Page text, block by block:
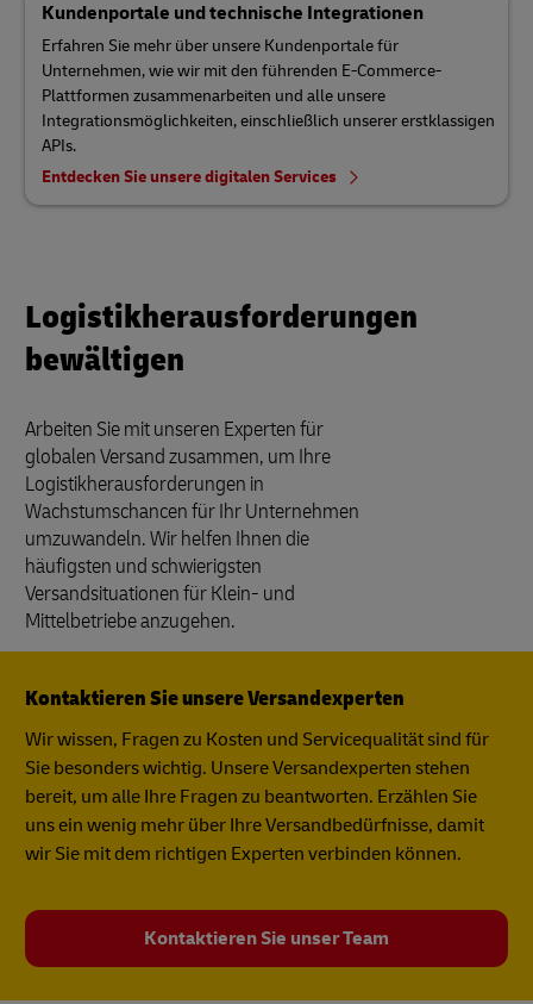
Kundenportale und technische Integrationen
Erfahren Sie mehr über unsere Kundenportale für
Unternehmen, wie wir mit den führenden E-Commerce-
Plattformen zusammenarbeiten und alle unsere
Integrationsmöglichkeiten, einschließlich unserer erstklassigen
APIs.
Entdecken Sie unsere digitalen Services
Logistikherausforderungen
bewältigen
Arbeiten Sie mit unseren Experten für
globalen Versand zusammen, um Ihre
Logistikherausforderungen in
Wachstumschancen für Ihr Unternehmen
umzuwandeln. Wir helfen Ihnen die
häufigsten und schwierigsten
Versandsituationen für Klein- und
Mittelbetriebe anzugehen.
Kontaktieren Sie unsere Versandexperten
Wir wissen, Fragen zu Kosten und Servicequalität sind für
Sie besonders wichtig. Unsere Versandexperten stehen
bereit, um alle Ihre Fragen zu beantworten. Erzählen Sie
uns ein wenig mehr über Ihre Versandbedürfnisse, damit
wir Sie mit dem richtigen Experten verbinden können.
Kontaktieren Sie unser Team